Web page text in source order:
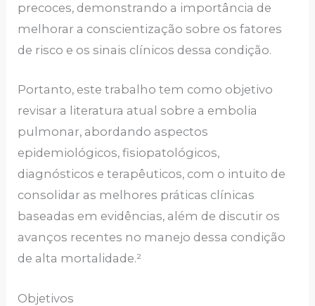
precoces, demonstrando a importância de
melhorar a conscientização sobre os fatores
de risco e os sinais clínicos dessa condição.
Portanto, este trabalho tem como objetivo
revisar a literatura atual sobre a embolia
pulmonar, abordando aspectos
epidemiológicos, fisiopatológicos,
diagnósticos e terapêuticos, com o intuito de
consolidar as melhores práticas clínicas
baseadas em evidências, além de discutir os
avanços recentes no manejo dessa condição
de alta mortalidade.²
Objetivos